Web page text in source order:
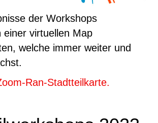
der Workshops
einer virtuellen Map
welche immer weiter und
Ran-Stadtteilkarte.